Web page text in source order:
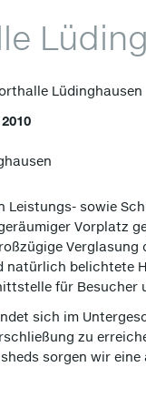
Lüdinghausen
Leistungs- sowie
Vorplatz
belichtete
für Besucher
sich im
zu
sorgen wir